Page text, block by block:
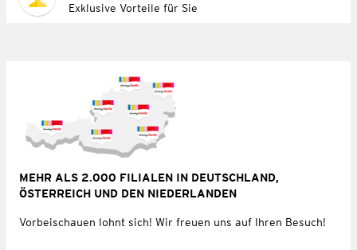
Exklusive Vorteile für Sie
MEHR ALS 2.000 FILIALEN IN DEUTSCHLAND,
ÖSTERREICH UND DEN NIEDERLANDEN
Vorbeischauen lohnt sich! Wir freuen uns auf Ihren Besuch!